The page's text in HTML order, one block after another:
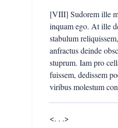
[VIII] Sudorem ille
inquam ego. At ille
stabulum
anfractus deinde
stuprum. Iam pro
fuissem, dedissem
viribus molestum
<. . .>